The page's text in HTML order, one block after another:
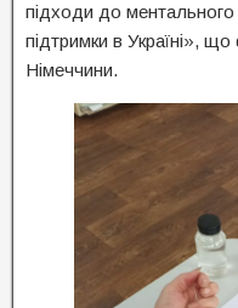
підходи до ментального
підтримки в Україні»,
Німеччини.